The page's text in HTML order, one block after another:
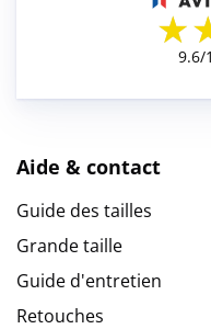
Aide & contact
Guide des tailles
Grande taille
Guide d'entretien
Retouches